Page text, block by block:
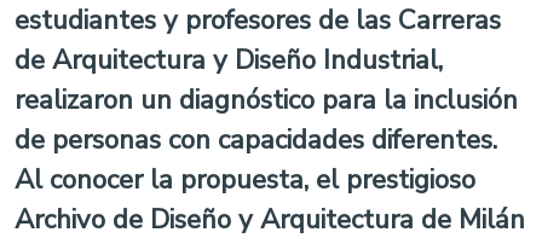
estudiantes y profesores de las Carreras
de Arquitectura y Diseño Industrial,
realizaron un diagnóstico para la inclusión
de personas con capacidades diferentes.
Al conocer la propuesta, el prestigioso
Archivo de Diseño y Arquitectura de Milán